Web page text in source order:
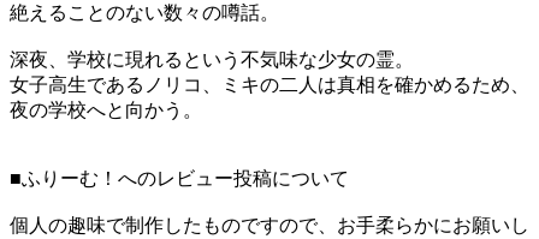
絶えることのない数々の噂話。
深夜、学校に現れるという不気味な少女の霊。
女子高生であるノリコ、ミキの二人は真相を確かめるため、
夜の学校へと向かう。
■ふりーむ！へのレビュー投稿について
個人の趣味で制作したものですので、お手柔らかにお願いし